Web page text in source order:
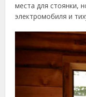
места для стоянки,
электромобиля и